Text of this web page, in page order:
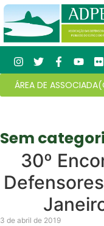
ÁREA DE
Sem
30º
3 de abril de 2019